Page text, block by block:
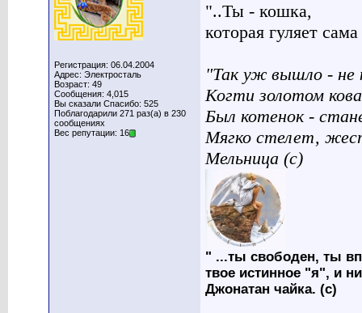
Регистрация: 06.04.2004
Адрес: Электросталь
Возраст: 49
Сообщения: 4,015
Вы сказали Спасибо: 525
Поблагодарили 271 раз(а) в 230
сообщениях
Вес репутации: 16
"..Ты - кошка,
которая гуляет
"Так уж вышло - не
Когти золотом
Был котенок -
Мягко стелет,
Мельница (с)
" ...ты свободен, ты
твое истинное "я", и
Джонатан чайка. (с)